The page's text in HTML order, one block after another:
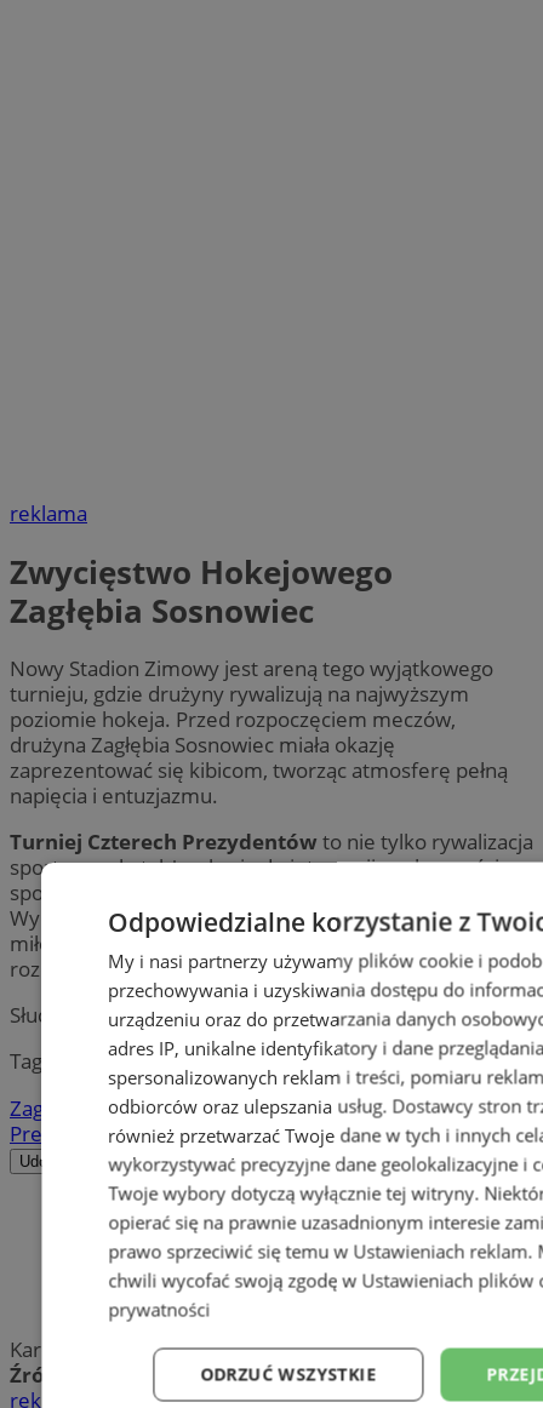
reklama
Zwycięstwo Hokejowego
Zagłębia Sosnowiec
Nowy Stadion Zimowy jest areną tego wyjątkowego
turnieju, gdzie drużyny rywalizują na najwyższym
poziomie hokeja. Przed rozpoczęciem meczów,
drużyna Zagłębia Sosnowiec miała okazję
zaprezentować się kibicom, tworząc atmosferę pełną
napięcia i entuzjazmu.
Turniej Czterech Prezydentów to nie tylko rywalizacja
sportowa, ale także okazja do integracji społeczności
sportowej oraz promocji hokeja jako dyscypliny.
Wydarzenie przyciągnęło uwagę lokalnych fanów oraz
miłośników hokeja z całego świata, dodając nowy
rozdział do historii sportu w regionie.
Słuchaj
⏵︎
Tagi:
Zagłębie SosnowiecHokejTurniej Czterech
Prezydentów
Udostępnij
Karolina Goik
Źródło:
UM Sosnowiec
reklama
Odpowiedzialne korzystanie z
My i nasi partnerzy używamy plików cookie i
przechowywania i uzyskiwania dostępu do
urządzeniu oraz do przetwarzania danych
adres IP, unikalne identyfikatory i dane
spersonalizowanych reklam i treści, pomiaru
odbiorców oraz ulepszania usług. Dostawcy stron
również przetwarzać Twoje dane w tych i innych
wykorzystywać precyzyjne dane geolokalizacyjne i
Twoje wybory dotyczą wyłącznie tej witryny.
opierać się na prawnie uzasadnionym interesie
prawo sprzeciwić się temu w Ustawieniach reklam.
chwili wycofać swoją zgodę w Ustawieniach plików
prywatności
ODRZUĆ WSZYSTKIE